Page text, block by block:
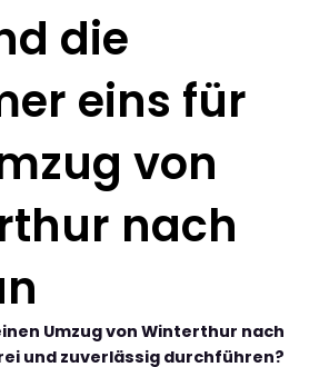
die
eins für
von
nach
Umzug von Winterthur nach
und zuverlässig durchführen?